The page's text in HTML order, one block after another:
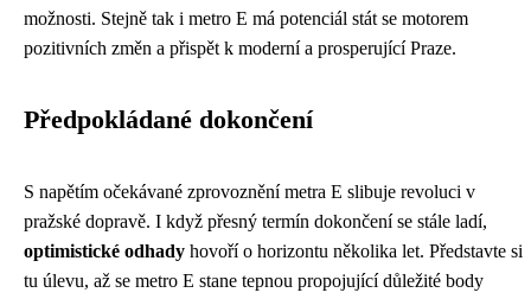
možnosti. Stejně tak i metro E má potenciál stát se motorem
pozitivních změn a přispět k moderní a prosperující Praze.
Předpokládané dokončení
S napětím očekávané zprovoznění metra E slibuje revoluci v
pražské dopravě. I když přesný termín dokončení se stále ladí,
optimistické odhady hovoří o horizontu několika let. Představte si
tu úlevu, až se metro E stane tepnou propojující důležité body